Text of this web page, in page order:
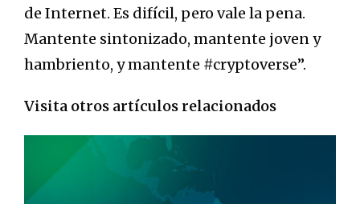
de Internet. Es difícil, pero vale la pena.
Mantente sintonizado, mantente joven y
hambriento, y mantente #cryptoverse”.
Visita otros artículos relacionados